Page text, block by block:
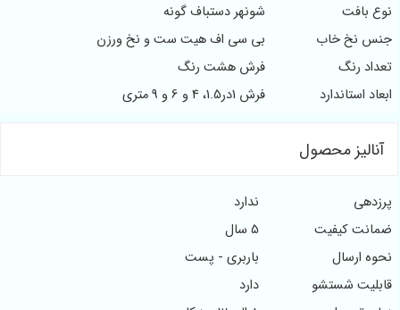
شونهر دستباف گونه
نخ خاب
بی سی اف هیت ست و نخ ورزن
رنگ
فرش هشت رنگ
استاندارد
فرش 1در1.5، 4 و 6 و 9 متری
محصول
کیفیت
ارسال
باربری - پست
شستشو